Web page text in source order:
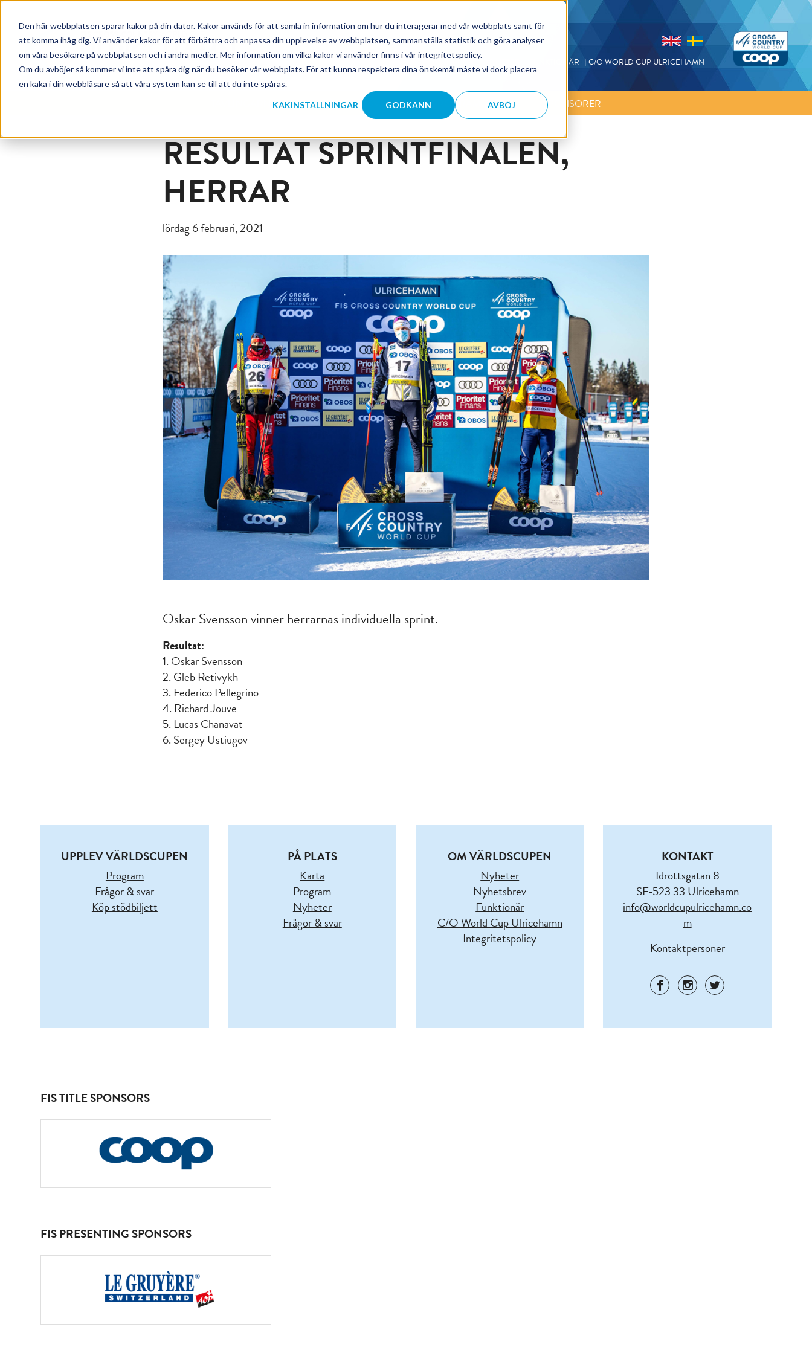
Den här webbplatsen sparar kakor på din dator. Kakor används för att samla in information om hur du interagerar med vår webbplats samt för
att komma ihåg dig. Vi använder kakor för att förbättra och anpassa din upplevelse av webbplatsen, sammanställa statistik och göra analyser
om våra besökare på webbplatsen och i andra medier. Mer information om vilka kakor vi använder finns i vår integritetspolicy.
Om du avböjer så kommer vi inte att spåra dig när du besöker vår webbplats. För att kunna respektera dina önskemål måste vi dock placera
en kaka i din webbläsare så att våra system kan se till att du inte spåras.
KAKINSTÄLLNINGAR GODKÄNN AVBÖJ
TEAM MEDIA FUNKTIONÄR C/O WORLD CUP ULRICEHAMN
TÄVLINGARNA FRÅGOR & SVAR PROGRAM 2027 SPONSORER
RESULTAT SPRINTFINALEN,
HERRAR
lördag 6 februari, 2021
Oskar Svensson vinner herrarnas individuella sprint.
Resultat:
1. Oskar Svensson
2. Gleb Retivykh
3. Federico Pellegrino
4. Richard Jouve
5. Lucas Chanavat
6. Sergey Ustiugov
UPPLEV VÄRLDSCUPEN
Program
Frågor & svar
Köp stödbiljett
PÅ PLATS
Karta
Program
Nyheter
Frågor & svar
OM VÄRLDSCUPEN
Nyheter
Nyhetsbrev
Funktionär
C/O World Cup Ulricehamn
Integritetspolicy
KONTAKT
Idrottsgatan 8
SE-523 33 Ulricehamn
info@worldcupulricehamn.co
m
Kontaktpersoner
FIS TITLE SPONSORS
FIS PRESENTING SPONSORS